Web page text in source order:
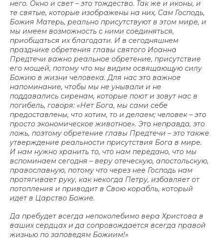
него. Окно и свет – это тождество. Так же и иконы, и
те святые, которые изображены на них, Сам Господь,
Божия Матерь, реально присутствуют в этом мире, и
мы имеем возможность с ними соединяться,
приобщаться их благодати. И в сегодняшнем
празднике обретения главы святого Иоанна
Предтечи важно реальное обретение, присутствие
его мощей, потому что мы видим освящающую силу
Божию в жизни человека. Для нас это важное
напоминание, чтобы мы не унывали и не
поддавались сиренам, которые поют и зовут нас в
погибель, говоря: «Нет Бога, мы сами себе
предоставлены, что хотим, то и делаем; человек – это
просто экономическое животное». Это неправда, это
ложь, поэтому обретение главы Предтечи – это также
утверждение реальности присутствия Бога в мире.
И нам нужно хранить то, что нам передано, что мы
вспоминаем сегодня – веру отеческую, апостольскую,
православную, потому что через нее Господь нам
протягивает руку, как некогда Петру, избавляет от
потопления и приводит в Свою корабль, который
идет в Царство Божие.
Да пребудет всегда непоколебимо вера Христова в
ваших сердцах и да сопровождается всегда правой
жизнью по заповедям Божиим!»